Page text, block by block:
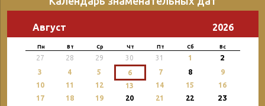
Август 2026
Пн Вт Ср Чт Пт Сб Вс
27 28 29 30 31 1 2
3 4 5 6 7 8
9
10
11 12 13 14 15
16
17
18 19 20 21 22 23